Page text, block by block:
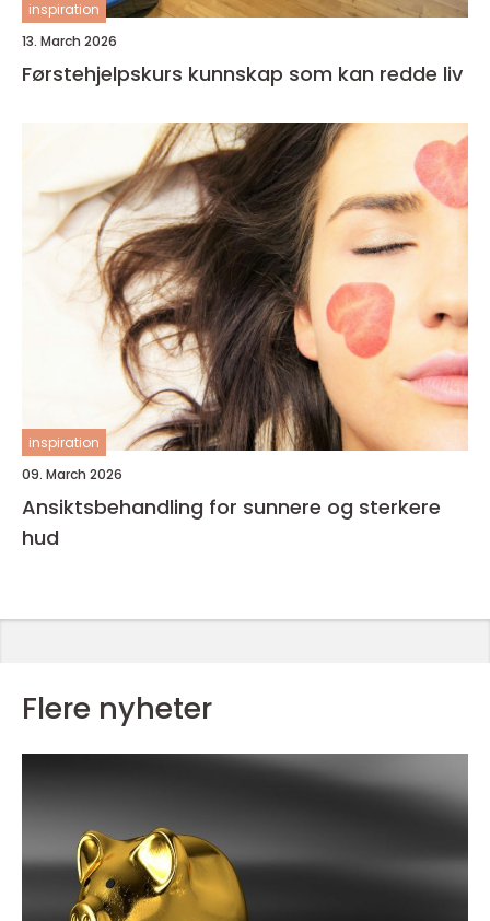
inspiration
13. March 2026
Førstehjelpskurs kunnskap som kan redde liv
inspiration
09. March 2026
Ansiktsbehandling for sunnere og sterkere
hud
Flere nyheter